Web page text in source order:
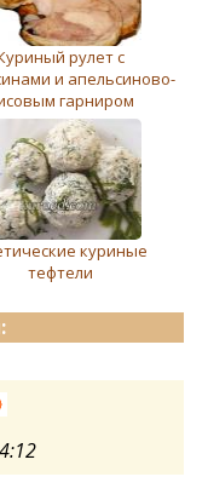
рулет с
и апельсиново-
гарниром
куриные
тефтели